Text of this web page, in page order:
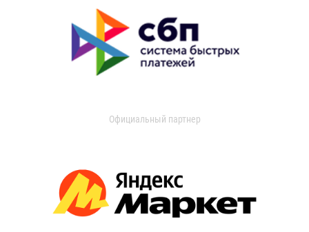
Официальный партнер